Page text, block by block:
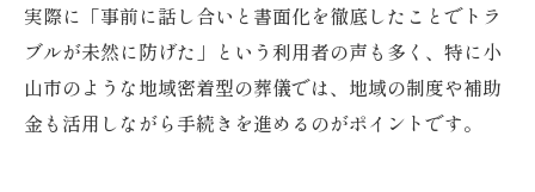
実際に「事前に話し合いと書面化を徹底したことでトラ
ブルが未然に防げた」という利用者の声も多く、特に小
山市のような地域密着型の葬儀では、地域の制度や補助
金も活用しながら手続きを進めるのがポイントです。